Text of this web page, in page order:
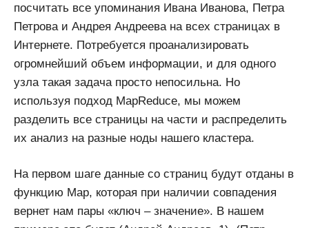
посчитать все упоминания Ивана Иванова, Петра
Петрова и Андрея Андреева на всех страницах в
Интернете. Потребуется проанализировать
огромнейший объем информации, и для одного
узла такая задача просто непосильна. Но
используя подход MapReduce, мы можем
разделить все страницы на части и распределить
их анализ на разные ноды нашего кластера.
На первом шаге данные со страниц будут отданы в
функцию Map, которая при наличии совпадения
вернет нам пары «ключ – значение». В нашем